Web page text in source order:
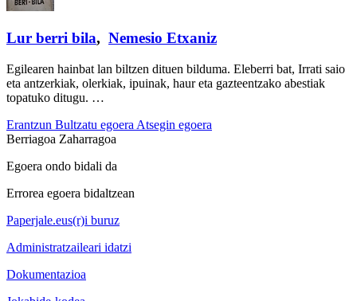
Lur berri bila, Nemesio Etxaniz
Egilearen hainbat lan biltzen dituen bilduma. Eleberri bat, Irrati saio
eta antzerkiak, olerkiak, ipuinak, haur eta gazteentzako abestiak
topatuko ditugu. …
Erantzun Bultzatu egoera Atsegin egoera
Berriagoa Zaharragoa
Egoera ondo bidali da
Errorea egoera bidaltzean
Paperjale.eus(r)i buruz
Administratzaileari idatzi
Dokumentazioa